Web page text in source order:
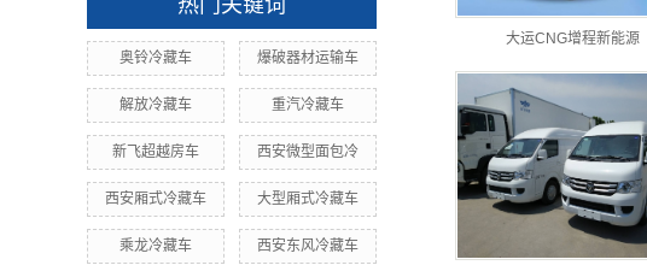
热门关键词
奥铃冷藏车 爆破器材运输车
解放冷藏车 重汽冷藏车
新飞超越房车 西安微型面包冷
西安厢式冷藏车 大型厢式冷藏车
乘龙冷藏车 西安东风冷藏车
大运CNG增程新能源